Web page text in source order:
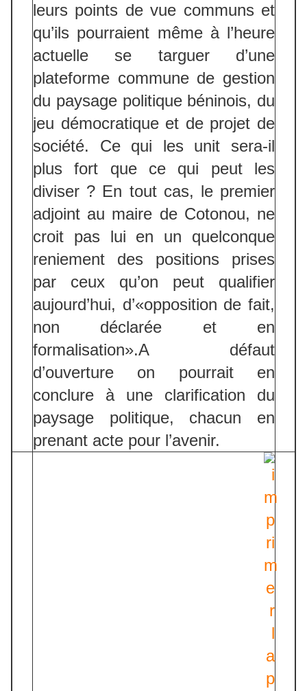
leurs points de vue communs et
qu’ils pourraient même à l’heure
actuelle se targuer d’une
plateforme commune de gestion
du paysage politique béninois, du
jeu démocratique et de projet de
société. Ce qui les unit sera-il
plus fort que ce qui peut les
diviser ? En tout cas, le premier
adjoint au maire de Cotonou, ne
croit pas lui en un quelconque
reniement des positions prises
par ceux qu’on peut qualifier
aujourd’hui, d’«opposition de fait,
non déclarée et en
formalisation».A défaut
d’ouverture on pourrait en
conclure à une clarification du
paysage politique, chacun en
prenant acte pour l’avenir.